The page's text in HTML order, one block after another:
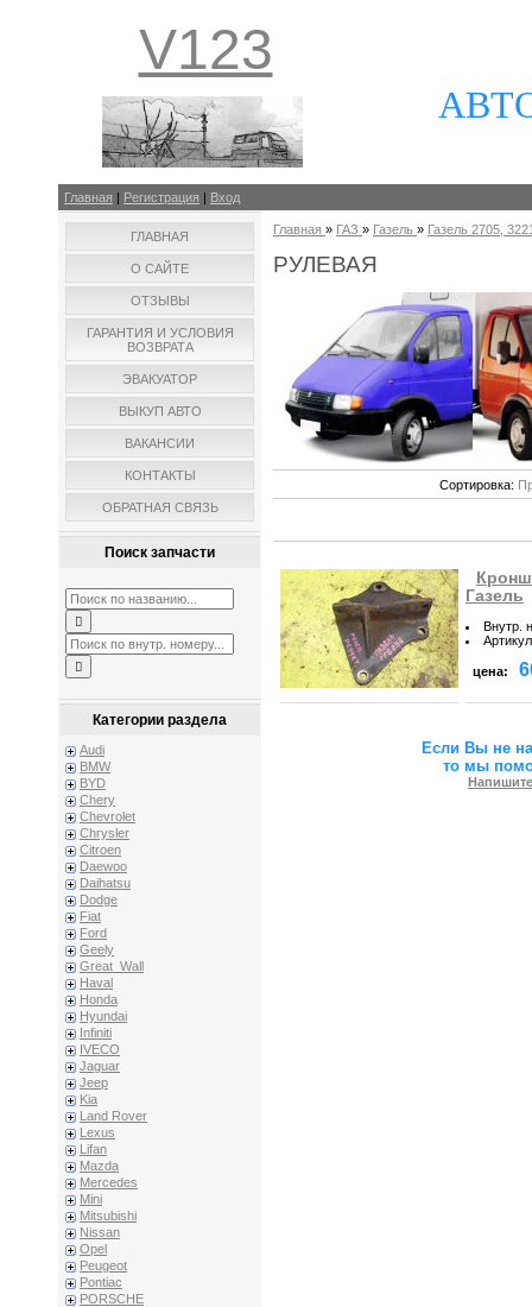
V123
Главная | Регистрация | Вход
ГЛАВНАЯ
О САЙТЕ
ОТЗЫВЫ
ГАРАНТИЯ И УСЛОВИЯ
ВОЗВРАТА
ЭВАКУАТОР
ВЫКУП АВТО
ВАКАНСИИ
КОНТАКТЫ
ОБРАТНАЯ СВЯЗЬ
Поиск запчасти
Категории раздела
Audi
BMW
BYD
Chery
Chevrolet
Chrysler
Citroen
Daewoo
Daihatsu
Dodge
Fiat
Ford
Geely
Great_Wall
Haval
Honda
Hyundai
Infiniti
IVECO
Jaguar
Jeep
Kia
Land Rover
Lexus
Lifan
Mazda
Mercedes
Mini
Mitsubishi
Nissan
Opel
Peugeot
Pontiac
PORSCHE
Главная » ГАЗ » Газель » Газель 2705,
РУЛЕВАЯ
Сортировка:
Газель
Внутр.
Артикул
цена:
Если Вы не
то мы